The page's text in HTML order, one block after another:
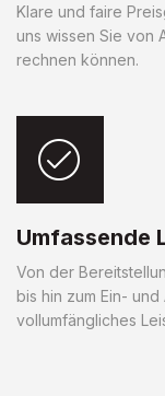
Klare und faire
uns wissen Sie von
rechnen können.
Umfassende
Von der
bis hin zum Ein-
vollumfängliches